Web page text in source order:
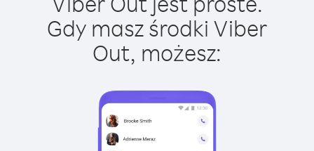
Gdy masz środki Viber
Out, możesz: